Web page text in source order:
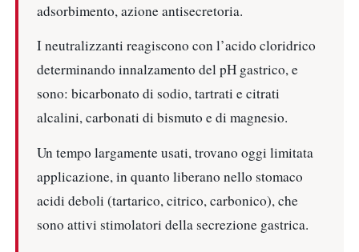
adsorbimento, azione antisecretoria.
I neutralizzanti reagiscono con l’acido cloridrico
determinando innalzamento del pH gastrico, e
sono: bicarbonato di sodio, tartrati e citrati
alcalini, carbonati di bismuto e di magnesio.
Un tempo largamente usati, trovano oggi limitata
applicazione, in quanto liberano nello stomaco
acidi deboli (tartarico, citrico, carbonico), che
sono attivi stimolatori della secrezione gastrica.